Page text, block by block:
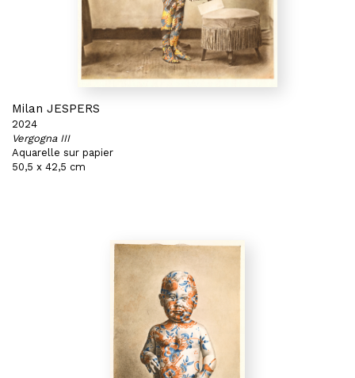
Milan JESPERS
2024
Vergogna III
Aquarelle sur papier
50,5 x 42,5 cm